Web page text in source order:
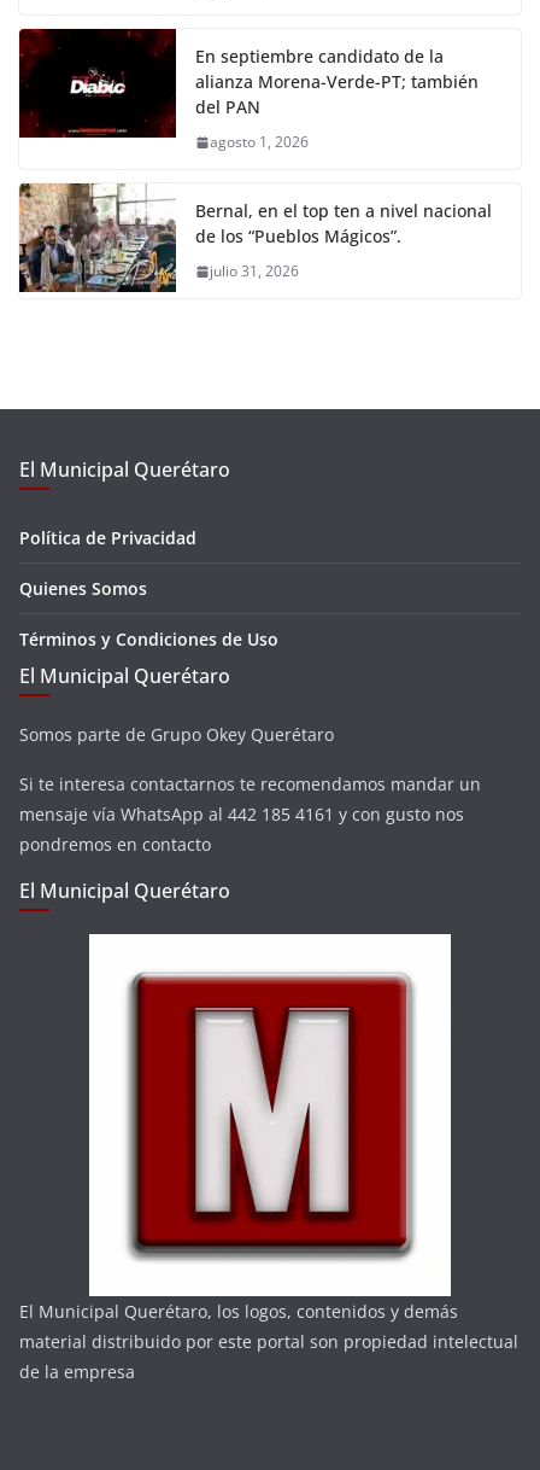
En septiembre candidato de la
alianza Morena-Verde-PT; también
del PAN
agosto 1, 2026
Bernal, en el top ten a nivel nacional
de los “Pueblos Mágicos”.
julio 31, 2026
El Municipal Querétaro
Política de Privacidad
Quienes Somos
Términos y Condiciones de Uso
El Municipal Querétaro
Somos parte de Grupo Okey Querétaro
Si te interesa contactarnos te recomendamos mandar un
mensaje vía WhatsApp al 442 185 4161 y con gusto nos
pondremos en contacto
El Municipal Querétaro
El Municipal Querétaro, los logos, contenidos y demás
material distribuido por este portal son propiedad intelectual
de la empresa